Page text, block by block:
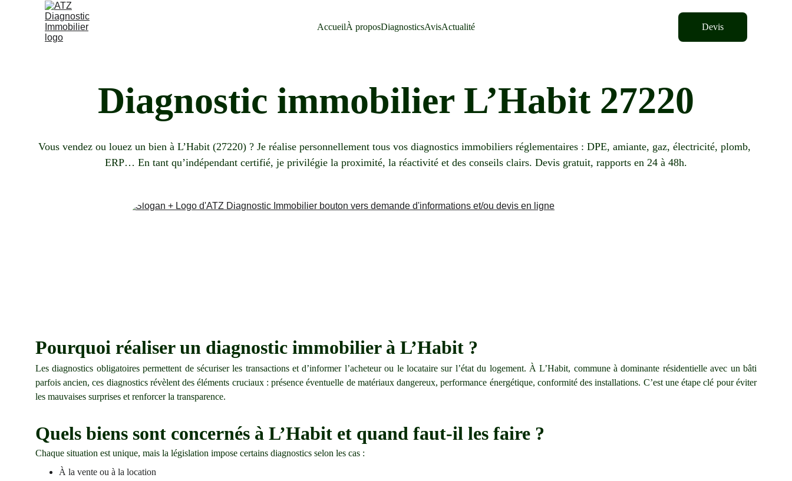
AccueilÀ proposDiagnosticsAvisActualité Devis
Diagnostic immobilier L’Habit 27220
Vous vendez ou louez un bien à L’Habit (27220) ? Je réalise personnellement tous vos diagnostics immobiliers réglementaires : DPE, amiante, gaz, électricité, plomb,
ERP… En tant qu’indépendant certifié, je privilégie la proximité, la réactivité et des conseils clairs. Devis gratuit, rapports en 24 à 48h.
Pourquoi réaliser un diagnostic immobilier à L’Habit ?
Les diagnostics obligatoires permettent de sécuriser les transactions et d’informer l’acheteur ou le locataire sur l’état du logement. À L’Habit, commune à dominante résidentielle avec un bâti
parfois ancien, ces diagnostics révèlent des éléments cruciaux : présence éventuelle de matériaux dangereux, performance énergétique, conformité des installations. C’est une étape clé pour éviter
les mauvaises surprises et renforcer la transparence.
Quels biens sont concernés à L’Habit et quand faut-il les faire ?
Chaque situation est unique, mais la législation impose certains diagnostics selon les cas :
À la vente ou à la location